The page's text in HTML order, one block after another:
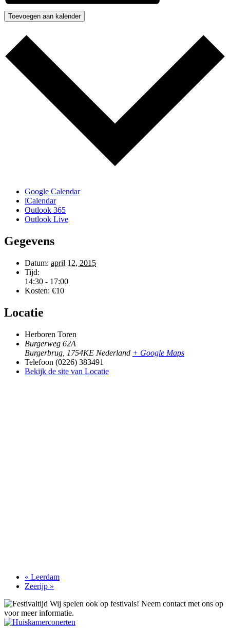
Toevoegen aan kalender
Google Calendar
iCalendar
Outlook 365
Outlook Live
Gegevens
Datum: april 12, 2015
Tijd:
14:30 - 17:00
Kosten: €10
Locatie
Herboren Toren
Burgerweg 62A
Burgerbrug 1754KE Nederland + Google Maps
Telefoon (0226) 383491
Bekijk de site van Locatie
« Leerdam
Zeerijp »
Wij spelen ook op festivals! Neem contact met ons op
voor meer informatie.